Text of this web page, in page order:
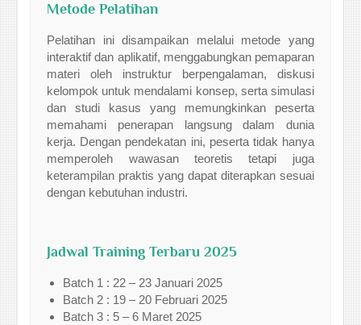
Metode Pelatihan
Pelatihan ini disampaikan melalui metode yang
interaktif dan aplikatif, menggabungkan pemaparan
materi oleh instruktur berpengalaman, diskusi
kelompok untuk mendalami konsep, serta simulasi
dan studi kasus yang memungkinkan peserta
memahami penerapan langsung dalam dunia
kerja. Dengan pendekatan ini, peserta tidak hanya
memperoleh wawasan teoretis tetapi juga
keterampilan praktis yang dapat diterapkan sesuai
dengan kebutuhan industri.
Jadwal Training Terbaru 2025
Batch 1 : 22 – 23 Januari 2025
Batch 2 : 19 – 20 Februari 2025
Batch 3 : 5 – 6 Maret 2025